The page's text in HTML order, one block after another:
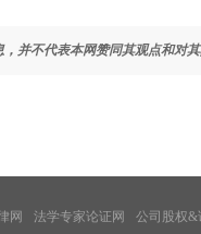
并不代表本网赞同其观点和对
网 法学专家论证网 公司股权&